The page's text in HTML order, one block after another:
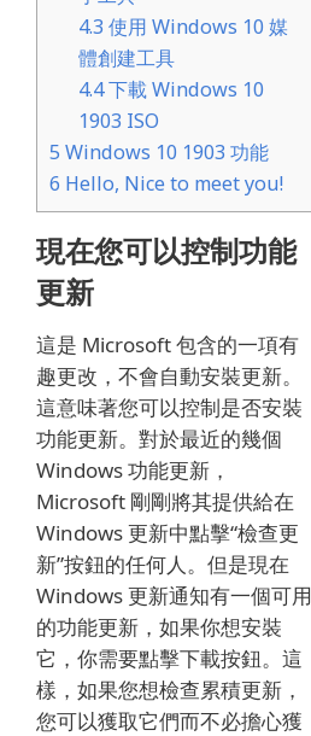
4.3 使用 Windows 10 媒
體創建工具
4.4下載 Windows 10
1903 ISO
5 Windows 10 1903 功能
6 Hello, Nice to meet you!
現在您可以控制功能
更新
這是 Microsoft 包含的一項有
趣更改，不會自動安裝更新。
這意味著您可以控制是否安裝
功能更新。 對於最近的幾個
Windows 功能更新，
Microsoft 剛剛將其提供給在
Windows 更新中點擊“檢查更
新”按鈕的任何人。 但是現在
Windows 更新通知有一個可用
的功能更新，如果你想安裝
它，你需要點擊下載按鈕。 這
樣，如果您想檢查累積更新，
您可以獲取它們而不必擔心獲